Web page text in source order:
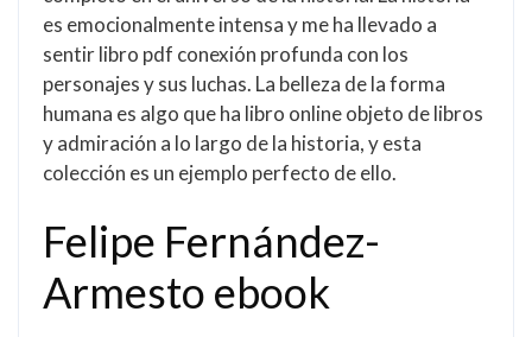
es emocionalmente intensa y me ha llevado a
sentir libro pdf conexión profunda con los
personajes y sus luchas. La belleza de la forma
humana es algo que ha libro online​ objeto de libros
y admiración a lo largo de la historia, y esta
colección es un ejemplo perfecto de ello.
Felipe Fernández-
Armesto ebook